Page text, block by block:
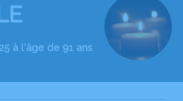
à l'âge de 91 ans